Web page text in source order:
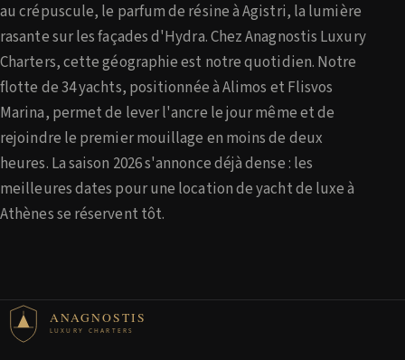
au crépuscule, le parfum de résine à Agistri, la lumière
rasante sur les façades d'Hydra. Chez Anagnostis Luxury
Charters, cette géographie est notre quotidien. Notre
flotte de 34 yachts, positionnée à Alimos et Flisvos
Marina, permet de lever l'ancre le jour même et de
rejoindre le premier mouillage en moins de deux
heures. La saison 2026 s'annonce déjà dense : les
meilleures dates pour une location de yacht de luxe à
Athènes se réservent tôt.
ANAGNOSTIS
LUXURY CHARTERS